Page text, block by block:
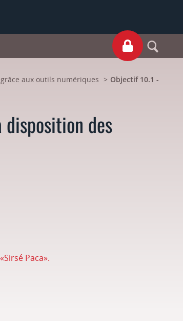
aux outils numériques
Objectif 10.1 -
des
Paca».